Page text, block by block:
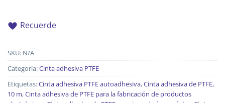
Recuerde
SKU: N/A
Categoría:Cinta adhesiva PTFE
Etiquetas:Cinta adhesiva PTFE autoadhesiva,Cinta adhesiva de PTFE,
10 m,Cinta adhesiva de PTFE para la fabricación de productos